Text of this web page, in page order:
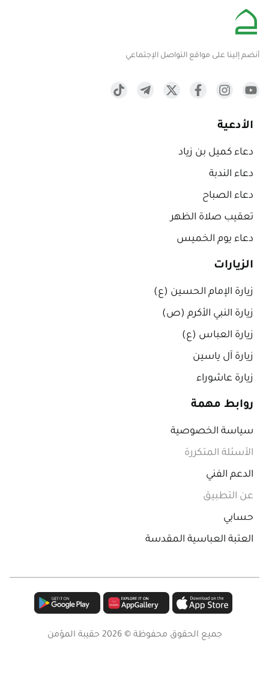
أنضم إلينا على مواقع التواصل الإجتماعي
الأدعية
دعاء كميل بن زياد
دعاء الندبة
دعاء الصباح
تعقيب صلاة الظهر
دعاء يوم الخميس
الزيارات
زيارة الإمام الحسين (ع)
زيارة النبي الأكرم (ص)
زيارة العباس (ع)
زيارة آل ياسين
زيارة عاشوراء
روابط مهمة
سياسة الخصوصية
الأسئلة المتكررة
الدعم الفني
عن التطبيق
حسابي
العتبة العباسية المقدسة
جميع الحقوق محفوظة ©2026 حقيبة المؤمن